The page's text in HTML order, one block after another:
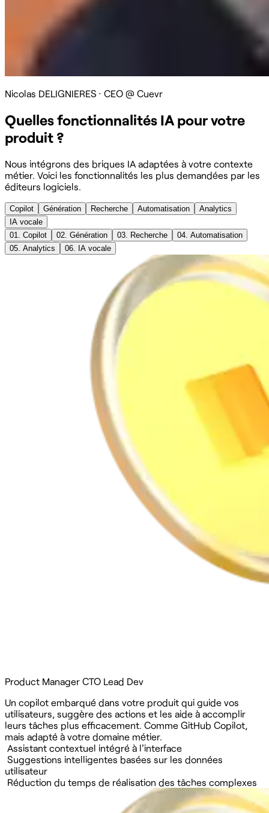
Nicolas DELIGNIERES · CEO @ Cuevr
Quelles fonctionnalités IA pour votre
produit ?
Nous intégrons des briques IA adaptées à votre contexte
métier. Voici les fonctionnalités les plus demandées par les
éditeurs logiciels.
Copilot Génération Recherche Automatisation
Analytics
IA vocale
01. Copilot 02. Génération 03. Recherche 04. Automatisation
05. Analytics 06. IA vocale
Product Manager CTO Lead Dev
Un copilot embarqué dans votre produit qui guide vos
utilisateurs, suggère des actions et les aide à accomplir
leurs tâches plus efficacement. Comme GitHub Copilot,
mais adapté à votre domaine métier.
Assistant contextuel intégré à l'interface
Suggestions intelligentes basées sur les données
utilisateur
Réduction du temps de réalisation des tâches complexes